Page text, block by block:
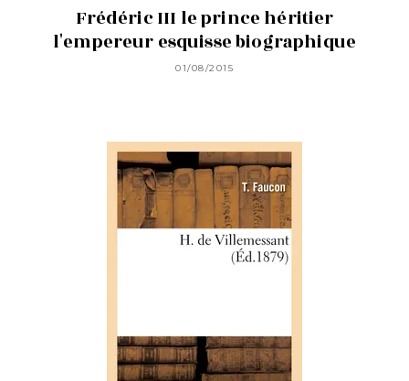
Frédéric III le prince héritier
l'empereur esquisse biographique
01/08/2015